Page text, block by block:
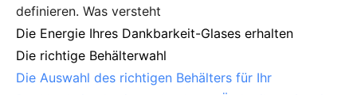
definieren. Was versteht
Die Energie Ihres Dankbarkeit-Glases erhalten
Die richtige Behälterwahl
Die Auswahl des richtigen Behälters für Ihr